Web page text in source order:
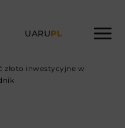
UARUPL
złoto inwestycyjne w